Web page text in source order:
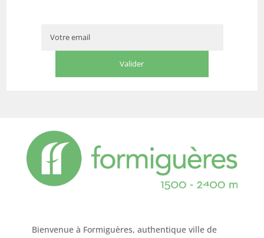
Bienvenue à Formiguères, authentique ville de